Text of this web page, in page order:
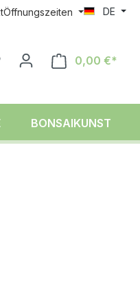
Öffnungszeiten DE
0,00 €*
BONSAIKUNST